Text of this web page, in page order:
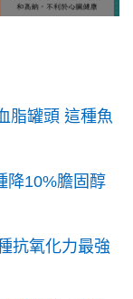
脂罐頭 這種魚
降10%膽固醇
抗氧化力最強